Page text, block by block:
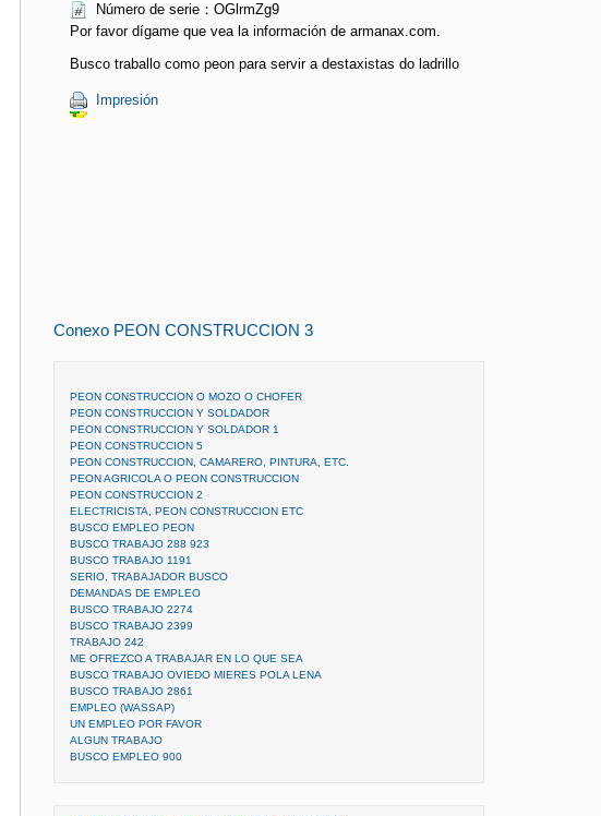
Número de serie：OGlrmZg9
Por favor dígame que vea la información de armanax.com.
Busco traballo como peon para servir a destaxistas do ladrillo
Impresión
Conexo PEON CONSTRUCCION 3
PEON CONSTRUCCION O MOZO O CHOFER
PEON CONSTRUCCION Y SOLDADOR
PEON CONSTRUCCION Y SOLDADOR 1
PEON CONSTRUCCION 5
PEON CONSTRUCCION, CAMARERO, PINTURA, ETC.
PEON AGRICOLA O PEON CONSTRUCCION
PEON CONSTRUCCION 2
ELECTRICISTA, PEON CONSTRUCCION ETC
BUSCO EMPLEO PEON
BUSCO TRABAJO 288 923
BUSCO TRABAJO 1191
SERIO, TRABAJADOR BUSCO
DEMANDAS DE EMPLEO
BUSCO TRABAJO 2274
BUSCO TRABAJO 2399
TRABAJO 242
ME OFREZCO A TRABAJAR EN LO QUE SEA
BUSCO TRABAJO OVIEDO MIERES POLA LENA
BUSCO TRABAJO 2861
EMPLEO (WASSAP)
UN EMPLEO POR FAVOR
ALGUN TRABAJO
BUSCO EMPLEO 900